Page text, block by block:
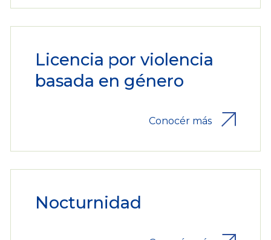
Licencia por violencia
basada en género
Conocér más
Nocturnidad